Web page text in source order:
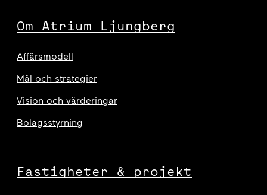
Om Atrium Ljungberg
Affärsmodell
Mål och strategier
Vision och värderingar
Bolagsstyrning
Fastigheter & projekt